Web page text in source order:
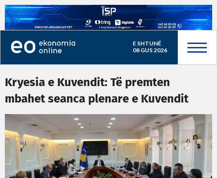
E SHTUNË
08 GUS 2026
Kryesia e Kuvendit: Të premten
mbahet seanca plenare e Kuvendit